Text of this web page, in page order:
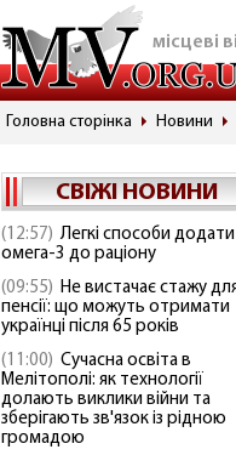
місцеві
Головна сторінка Новини
СВІЖІ НОВИНИ
(12:57) Легкі способи додати
омега-3 до раціону
(09:55) Не вистачає стажу
пенсії: що можуть отримати
українці після 65 років
(11:00) Сучасна освіта в
Мелітополі: як технології
долають виклики війни та
зберігають зв'язок із рідною
громадою